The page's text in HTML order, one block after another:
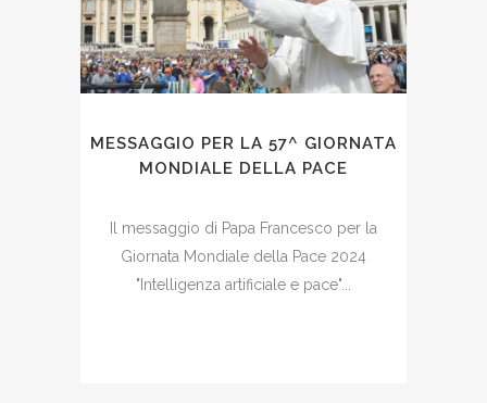
MESSAGGIO PER LA 57^ GIORNATA
MONDIALE DELLA PACE
Il messaggio di Papa Francesco per la
Giornata Mondiale della Pace 2024
"Intelligenza artificiale e pace"...